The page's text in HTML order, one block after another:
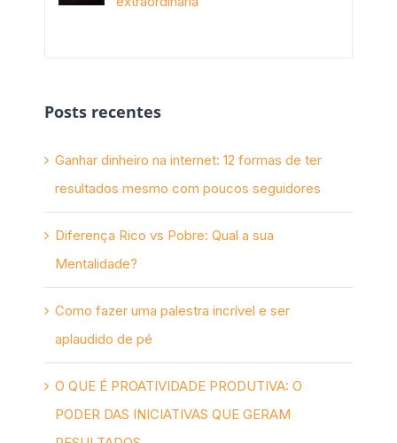
Posts recentes
Ganhar dinheiro na internet: 12 formas de ter
resultados mesmo com poucos seguidores
Diferença Rico vs Pobre: Qual a sua
Mentalidade?
Como fazer uma palestra incrível e ser
aplaudido de pé
O QUE É PROATIVIDADE PRODUTIVA: O
PODER DAS INICIATIVAS QUE GERAM